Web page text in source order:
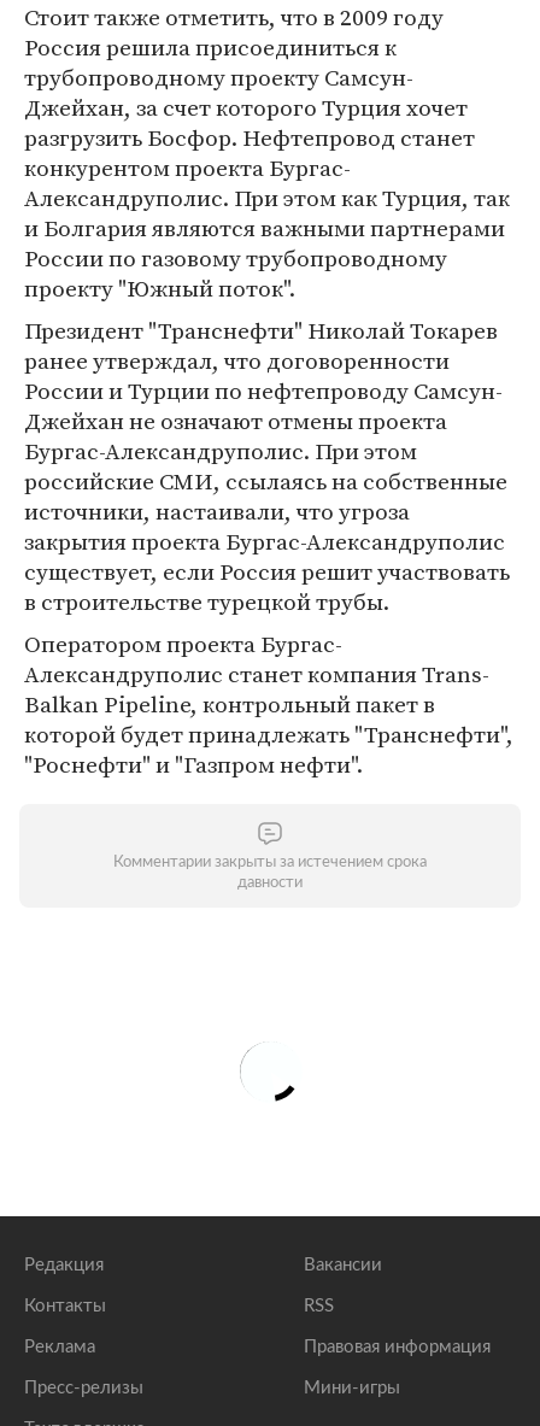
Стоит также отметить, что в 2009 году
Россия решила присоединиться к
трубопроводному проекту Самсун-
Джейхан, за счет которого Турция хочет
разгрузить Босфор. Нефтепровод станет
конкурентом проекта Бургас-
Александруполис. При этом как Турция, так
и Болгария являются важными партнерами
России по газовому трубопроводному
проекту "Южный поток".
Президент "Транснефти" Николай Токарев
ранее утверждал, что договоренности
России и Турции по нефтепроводу Самсун-
Джейхан не означают отмены проекта
Бургас-Александруполис. При этом
российские СМИ, ссылаясь на собственные
источники, настаивали, что угроза
закрытия проекта Бургас-Александруполис
существует, если Россия решит участвовать
в строительстве турецкой трубы.
Оператором проекта Бургас-
Александруполис станет компания Trans-
Balkan Pipeline, контрольный пакет в
которой будет принадлежать "Транснефти",
"Роснефти" и "Газпром нефти".
Комментарии закрыты за истечением срока
давности
Редакция
Контакты
Реклама
Пресс-релизы
Вакансии
RSS
Правовая информация
Мини-игры